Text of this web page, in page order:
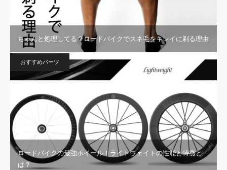
ちゃんと処理してる？ロードバイクでスネ毛をキレイに剃る理由
おすすめパーツ
ロードバイクの最強ホイール！ライトウェイトの性能と特徴と
は？